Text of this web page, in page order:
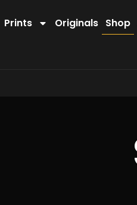
Prints Originals Shop